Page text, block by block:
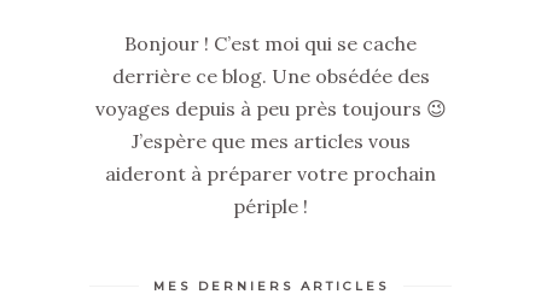
Bonjour ! C’est moi qui se cache
derrière ce blog. Une obsédée des
voyages depuis à peu près toujours 😉
J’espère que mes articles vous
aideront à préparer votre prochain
périple !
MES DERNIERS ARTICLES